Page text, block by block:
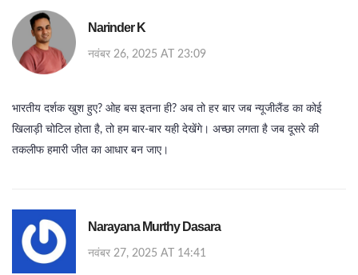
Narinder K
नवंबर 26, 2025 AT 23:09
भारतीय दर्शक खुश हुए? ओह बस इतना ही? अब तो हर बार जब न्यूजीलैंड का कोई
खिलाड़ी चोटिल होता है, तो हम बार-बार यही देखेंगे। अच्छा लगता है जब दूसरे की
तकलीफ हमारी जीत का आधार बन जाए।
Narayana Murthy Dasara
नवंबर 27, 2025 AT 14:41